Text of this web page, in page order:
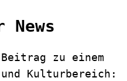
zu einem
und Kulturbereich: